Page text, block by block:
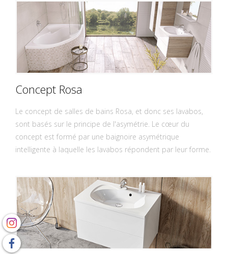
Concept Rosa
Le concept de salles de bains Rosa, et donc ses lavabos,
sont basés sur le principe de l'asymétrie. Le cœur du
concept est formé par une baignoire asymétrique
intelligente à laquelle les lavabos répondent par leur forme.